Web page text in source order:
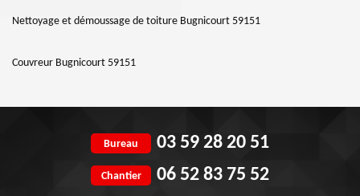
Nettoyage et démoussage de toiture Bugnicourt 59151
Couvreur Bugnicourt 59151
Bureau 03 59 28 20 51
Chantier 06 52 83 75 52